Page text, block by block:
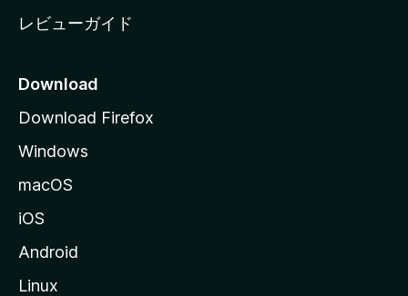
レビューガイド
Download
Download Firefox
Windows
macOS
iOS
Android
Linux